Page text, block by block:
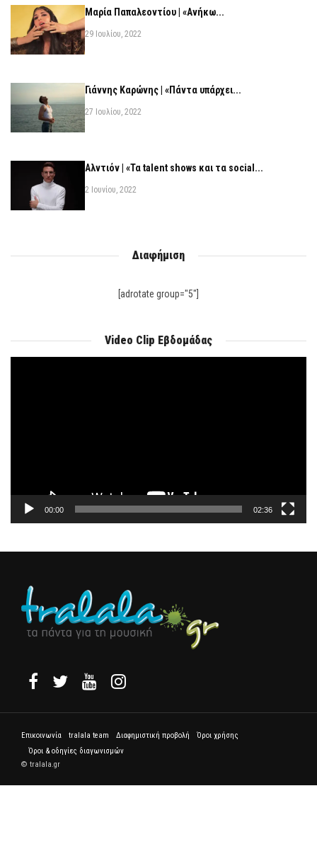
Μαρία Παπαλεοντίου | «Ανήκω...
29 Ιουλίου, 2022
Γιάννης Καρώνης | «Πάντα υπάρχει...
27 Ιουλίου, 2022
Αλντιόν | «Τα talent shows και τα social...
2 Ιουνίου, 2022
Διαφήμιση
[adrotate group="5"]
Video Clip Εβδομάδας
00:00 02:36
Επικοινωνία tralala team Διαφημιστική προβολή
Όροι χρήσης
Όροι & οδηγίες διαγωνισμών
© tralala.gr